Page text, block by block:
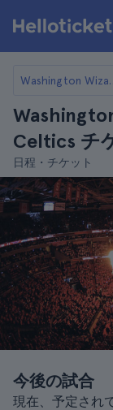
Celtics チ
日程・チケット
今後の試合
現在、予定され